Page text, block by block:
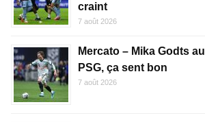
craint
7 août 2026
Mercato – Mika Godts au
PSG, ça sent bon
7 août 2026